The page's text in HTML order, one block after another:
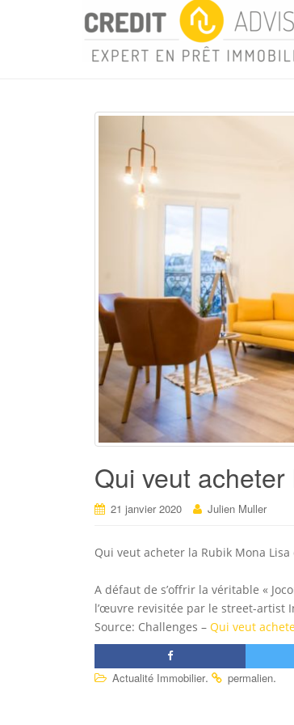
Qui veut
21 janvier 2020 Julien Muller
Qui veut acheter la Rubik Mona Lisa
A défaut de s’offrir la véritable «
l’œuvre revisitée par le street-artist
Source: Challenges – Qui veut
Actualité Immobilier. permalien.